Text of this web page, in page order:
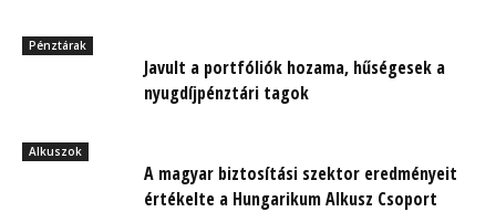
Pénztárak
Javult a portfóliók hozama, hűségesek a
nyugdíjpénztári tagok
Alkuszok
A magyar biztosítási szektor eredményeit
értékelte a Hungarikum Alkusz Csoport